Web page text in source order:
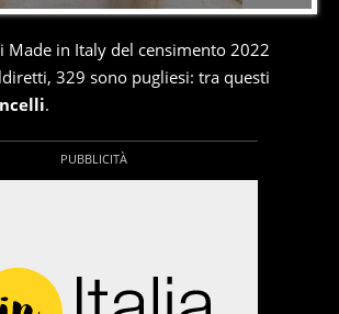
Made in Italy del censimento 2022
329 sono pugliesi: tra questi
.